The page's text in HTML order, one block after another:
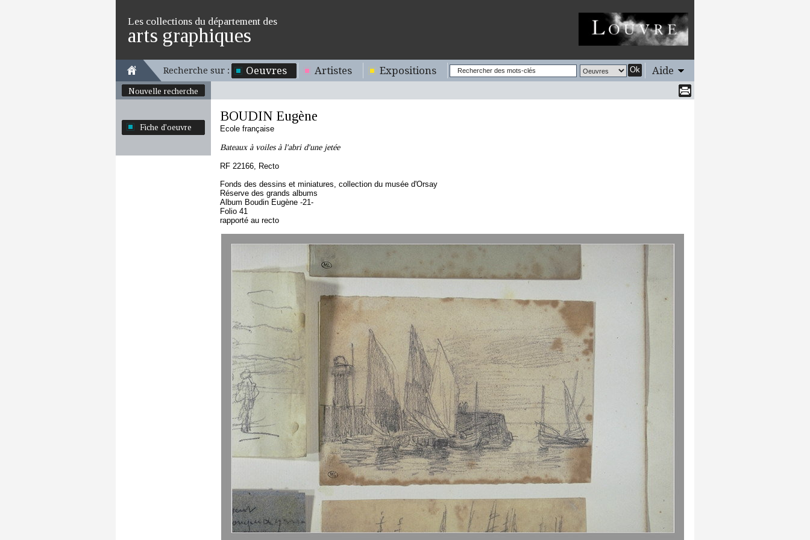
Les collections du département des
arts graphiques
Recherche sur : Oeuvres Artistes Expositions Ok Aide
Nouvelle recherche
Fiche d'oeuvre
BOUDIN Eugène
Ecole française
Bateaux à voiles à l'abri d'une jetée
RF 22166, Recto
Fonds des dessins et miniatures, collection du musée d'Orsay
Réserve des grands albums
Album Boudin Eugène -21-
Folio 41
rapporté au recto